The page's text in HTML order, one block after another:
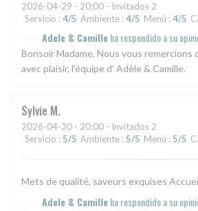
2026-04-29 - 20:00 - Invitados 2
Servicio : 4/5 Ambiente : 4/5 Menú : 4/5
Adele & Camilleha respondido a su
Bonsoir Madame, Nous vous remercions
avec plaisir, l'équipe d' Adèle & Camille.
Sylvie M
2026-04-30 - 20:00 - Invitados 2
Servicio : 5/5 Ambiente : 5/5 Menú : 5/5
Mets de qualité, saveurs exquises
Adele & Camilleha respondido a su